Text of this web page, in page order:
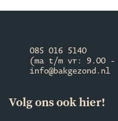
085 016 5140
(ma t/m vr: 9.00 -
info@bakgezond.nl
Volg ons ook hier!